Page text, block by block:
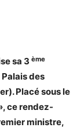
sa 3 ème
des
Placé sous le
ce rendez-
ministre,